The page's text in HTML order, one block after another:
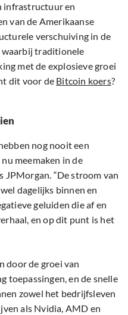
infrastructuur en
van de Amerikaanse
verschuiving in de
waarbij traditionele
met de explosieve groei
dit voor de Bitcoin koers?
nog nooit een
meemaken in de
“De stroom van
dagelijks binnen en
geluiden die af en
en op dit punt is het
door de groei van
toepassingen, en de snelle
zowel het bedrijfsleven
als Nvidia, AMD en